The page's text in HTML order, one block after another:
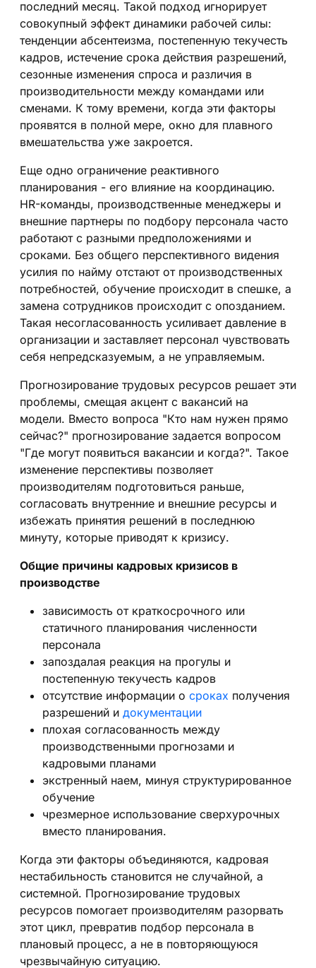
последний месяц. Такой подход игнорирует
совокупный эффект динамики рабочей силы:
тенденции абсентеизма, постепенную текучесть
кадров, истечение срока действия разрешений,
сезонные изменения спроса и различия в
производительности между командами или
сменами. К тому времени, когда эти факторы
проявятся в полной мере, окно для плавного
вмешательства уже закроется.
Еще одно ограничение реактивного
планирования - его влияние на координацию.
HR-команды, производственные менеджеры и
внешние партнеры по подбору персонала часто
работают с разными предположениями и
сроками. Без общего перспективного видения
усилия по найму отстают от производственных
потребностей, обучение происходит в спешке, а
замена сотрудников происходит с опозданием.
Такая несогласованность усиливает давление в
организации и заставляет персонал чувствовать
себя непредсказуемым, а не управляемым.
Прогнозирование трудовых ресурсов решает эти
проблемы, смещая акцент с вакансий на
модели. Вместо вопроса "Кто нам нужен прямо
сейчас?" прогнозирование задается вопросом
"Где могут появиться вакансии и когда?". Такое
изменение перспективы позволяет
производителям подготовиться раньше,
согласовать внутренние и внешние ресурсы и
избежать принятия решений в последнюю
минуту, которые приводят к кризису.
Общие причины кадровых кризисов в
производстве
зависимость от краткосрочного или
статичного планирования численности
персонала
запоздалая реакция на прогулы и
постепенную текучесть кадров
отсутствие информации о сроках получения
разрешений и документации
плохая согласованность между
производственными прогнозами и
кадровыми планами
экстренный наем, минуя структурированное
обучение
чрезмерное использование сверхурочных
вместо планирования.
Когда эти факторы объединяются, кадровая
нестабильность становится не случайной, а
системной. Прогнозирование трудовых
ресурсов помогает производителям разорвать
этот цикл, превратив подбор персонала в
плановый процесс, а не в повторяющуюся
чрезвычайную ситуацию.